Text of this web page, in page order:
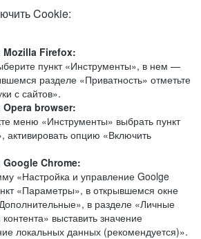
Cookie:
Firefox:
пункт «Инструменты», в нем —
разделе «Приватность» отметьте
с сайтов».
browser:
меню «Инструменты» выбрать пункт
активировать опцию «Включить
Chrome:
«Настройка и управление Goolge
«Параметры», в открывшемся окне
в разделе «Личные
выставить значение
локальных данных (рекомендуется)».